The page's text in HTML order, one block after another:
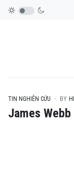
TIN NGHIÊN CỨU BY
James